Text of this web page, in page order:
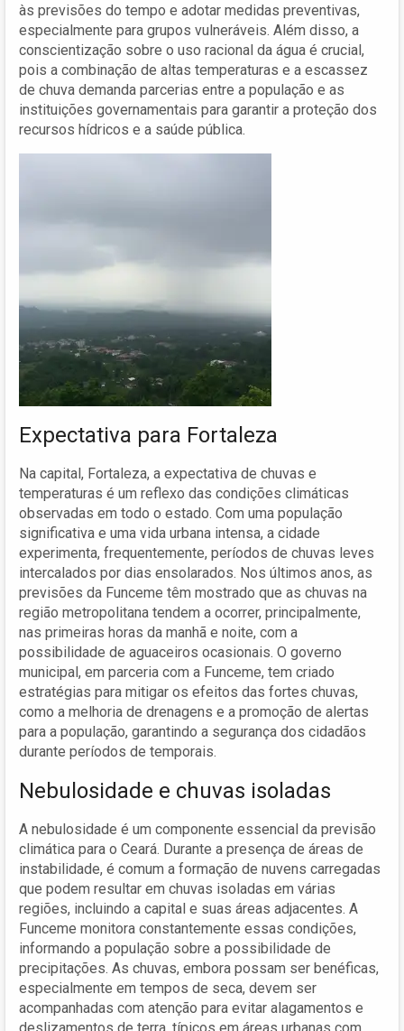
às previsões do tempo e adotar medidas preventivas,
especialmente para grupos vulneráveis. Além disso, a
conscientização sobre o uso racional da água é crucial,
pois a combinação de altas temperaturas e a escassez
de chuva demanda parcerias entre a população e as
instituições governamentais para garantir a proteção dos
recursos hídricos e a saúde pública.
Expectativa para Fortaleza
Na capital, Fortaleza, a expectativa de chuvas e
temperaturas é um reflexo das condições climáticas
observadas em todo o estado. Com uma população
significativa e uma vida urbana intensa, a cidade
experimenta, frequentemente, períodos de chuvas leves
intercalados por dias ensolarados. Nos últimos anos, as
previsões da Funceme têm mostrado que as chuvas na
região metropolitana tendem a ocorrer, principalmente,
nas primeiras horas da manhã e noite, com a
possibilidade de aguaceiros ocasionais. O governo
municipal, em parceria com a Funceme, tem criado
estratégias para mitigar os efeitos das fortes chuvas,
como a melhoria de drenagens e a promoção de alertas
para a população, garantindo a segurança dos cidadãos
durante períodos de temporais.
Nebulosidade e chuvas isoladas
A nebulosidade é um componente essencial da previsão
climática para o Ceará. Durante a presença de áreas de
instabilidade, é comum a formação de nuvens carregadas
que podem resultar em chuvas isoladas em várias
regiões, incluindo a capital e suas áreas adjacentes. A
Funceme monitora constantemente essas condições,
informando a população sobre a possibilidade de
precipitações. As chuvas, embora possam ser benéficas,
especialmente em tempos de seca, devem ser
acompanhadas com atenção para evitar alagamentos e
deslizamentos de terra, típicos em áreas urbanas com